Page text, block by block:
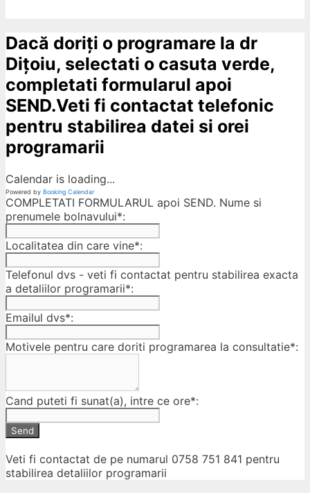
Dacă doriți o programare la dr
Dițoiu, selectati o casuta verde,
completati formularul apoi
SEND.Veti fi contactat telefonic
pentru stabilirea datei si orei
programarii
Calendar is loading...
Powered by Booking Calendar
COMPLETATI FORMULARUL apoi SEND. Nume si
prenumele bolnavului*:
Localitatea din care vine*:
Telefonul dvs - veti fi contactat pentru stabilirea exacta
a detaliilor programarii*:
Emailul dvs*:
Motivele pentru care doriti programarea la consultatie*:
Cand puteti fi sunat(a), intre ce ore*:
Send
Veti fi contactat de pe numarul 0758 751 841 pentru
stabilirea detaliilor programarii